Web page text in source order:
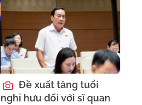
Đề xuất tăng tuổi
nghỉ hưu đối với sĩ quan